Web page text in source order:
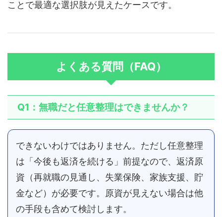
ことで最適な選択肢が見えたケースです。
よくある質問（FAQ）
Q1：無職だと任意整理はできませんか？
できないわけではありません。ただし任意整理
は「今後も返済を続ける」前提なので、返済原
資（再就職の見通し、失業保険、家族支援、貯
金など）が必要です。原資が見えない場合は他
の手段も含めて検討します。